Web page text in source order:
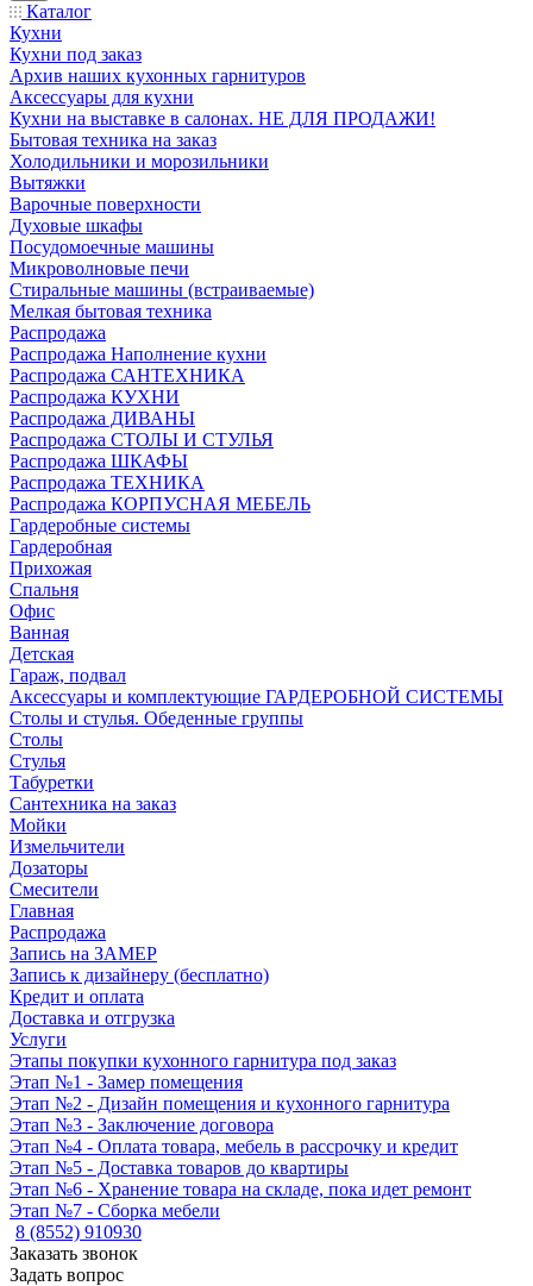
Каталог
Кухни
Кухни под заказ
Архив наших кухонных гарнитуров
Аксессуары для кухни
Кухни на выставке в салонах. НЕ ДЛЯ ПРОДАЖИ!
Бытовая техника на заказ
Холодильники и морозильники
Вытяжки
Варочные поверхности
Духовые шкафы
Посудомоечные машины
Микроволновые печи
Стиральные машины (встраиваемые)
Мелкая бытовая техника
Распродажа
Распродажа Наполнение кухни
Распродажа САНТЕХНИКА
Распродажа КУХНИ
Распродажа ДИВАНЫ
Распродажа СТОЛЫ И СТУЛЬЯ
Распродажа ШКАФЫ
Распродажа ТЕХНИКА
Распродажа КОРПУСНАЯ МЕБЕЛЬ
Гардеробные системы
Гардеробная
Прихожая
Спальня
Офис
Ванная
Детская
Гараж, подвал
Аксессуары и комплектующие ГАРДЕРОБНОЙ СИСТЕМЫ
Столы и стулья. Обеденные группы
Столы
Стулья
Табуретки
Сантехника на заказ
Мойки
Измельчители
Дозаторы
Смесители
Главная
Распродажа
Запись на ЗАМЕР
Запись к дизайнеру (бесплатно)
Кредит и оплата
Доставка и отгрузка
Услуги
Этапы покупки кухонного гарнитура под заказ
Этап №1 - Замер помещения
Этап №2 - Дизайн помещения и кухонного гарнитура
Этап №3 - Заключение договора
Этап №4 - Оплата товара, мебель в рассрочку и кредит
Этап №5 - Доставка товаров до квартиры
Этап №6 - Хранение товара на складе, пока идет ремонт
Этап №7 - Сборка мебели
8 (8552) 910930
Заказать звонок
Задать вопрос